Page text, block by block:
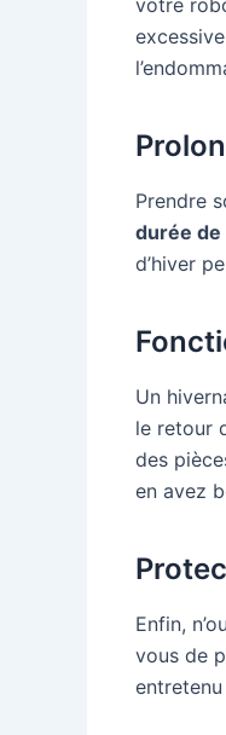
Prendre
durée de
d’hiver
Un
le retour
des
en avez
Enfin,
vous de
entretenu